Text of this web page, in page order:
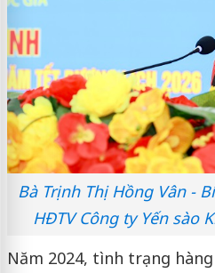
Bà Trịnh Thị Hồng Vân -
HĐTV Công ty Yến sào
Năm 2024, tình trạng